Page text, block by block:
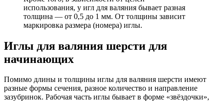
использования, у игл для валяния бывает разная
толщина — от 0,5 до 1 мм. От толщины зависит
маркировка размера (номера) иглы.
Иглы для валяния шерсти для
начинающих
Помимо длины и толщины иглы для валяния шерсти имеют
разные формы сечения, разное количество и направление
зазубринок. Рабочая часть иглы бывает в форме «звёздочки»,